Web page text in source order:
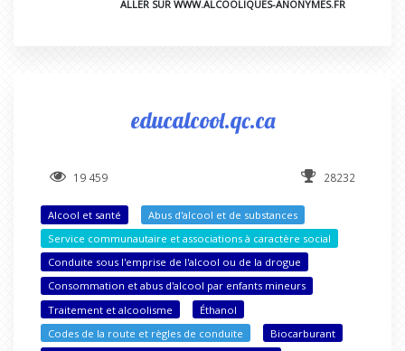
ALLER SUR WWW.ALCOOLIQUES-ANONYMES.FR
educalcool.qc.ca
19 459 28232
Alcool et santé
Abus d'alcool et de substances
Service communautaire et associations à caractère social
Conduite sous l'emprise de l'alcool ou de la drogue
Consommation et abus d'alcool par enfants mineurs
Traitement et alcoolisme
Éthanol
Codes de la route et règles de conduite
Biocarburant